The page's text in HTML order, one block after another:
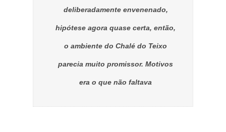
deliberadamente envenenado,
hipótese agora quase certa, então,
o ambiente do Chalé do Teixo
parecia muito promissor. Motivos
era o que não faltava